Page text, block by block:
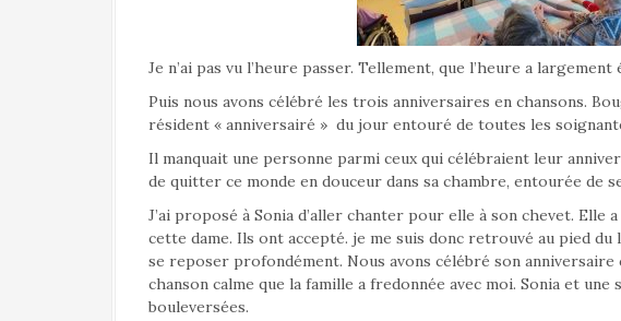
Je n’ai pas vu l’heure passer. Tellement, que l’heure a largement
Puis nous avons célébré les trois anniversaires en chansons.
résident « anniversairé » du jour entouré de toutes les
Il manquait une personne parmi ceux qui célébraient leur
de quitter ce monde en douceur dans sa chambre, entourée de
J’ai proposé à Sonia d’aller chanter pour elle à son chevet. Elle
cette dame. Ils ont accepté. je me suis donc retrouvé au pied
se reposer profondément. Nous avons célébré son anniversaire
chanson calme que la famille a fredonnée avec moi. Sonia et
bouleversées.